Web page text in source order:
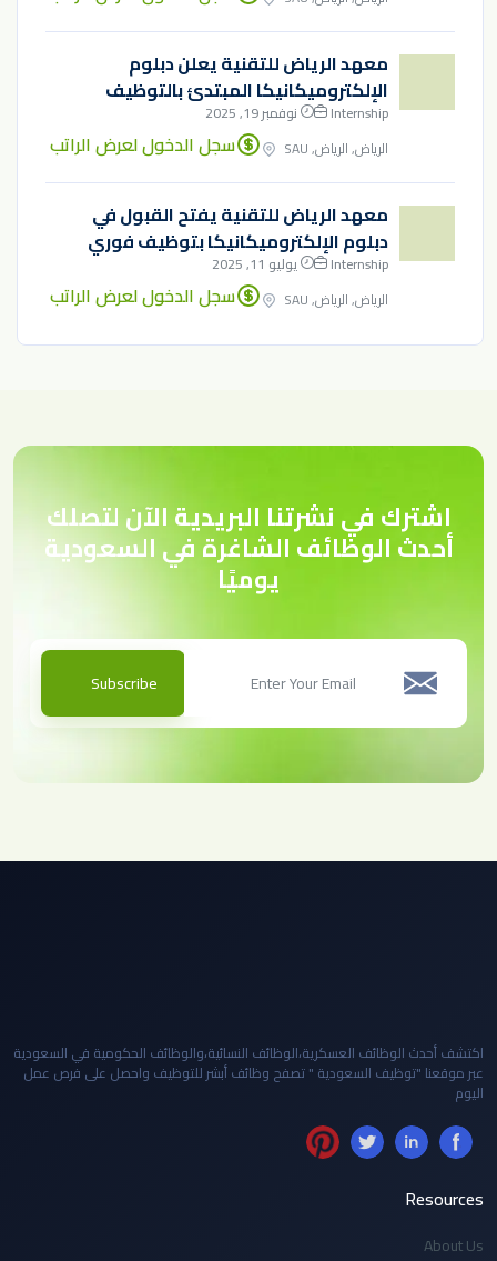
معهد الرياض للتقنية يعلن دبلوم
الإلكتروميكانيكا المبتدئ بالتوظيف
Internship
نوفمبر 19, 2025
الرياض, الرياض, SAU
سجل الدخول لعرض الراتب
معهد الرياض للتقنية يفتح القبول في
دبلوم الإلكتروميكانيكا بتوظيف فوري
Internship
يوليو 11, 2025
الرياض, الرياض, SAU
سجل الدخول لعرض الراتب
اشترك في نشرتنا البريدية الآن لتصلك
أحدث الوظائف الشاغرة في السعودية
يوميًا
Subscribe
اكتشف أحدث الوظائف العسكرية،الوظائف النسائية،والوظائف الحكومية في السعودية
عبر موقعنا "توظيف السعودية " تصفح وظائف أبشر للتوظيف واحصل على فرص عمل
اليوم
Resources
About Us